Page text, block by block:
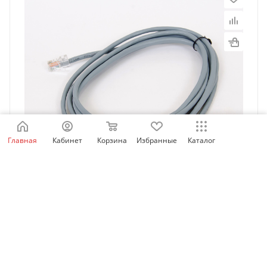
Главная Кабинет Корзина Избранные Каталог